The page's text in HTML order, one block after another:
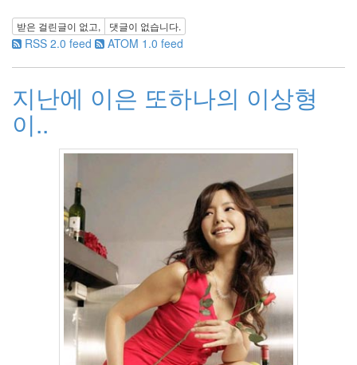
받은 걸린글이 없고, 댓글이 없습니다.
RSS 2.0 feed ATOM 1.0 feed
지난에 이은 또하나의 이상형
이..
하
고
하
는
2
시
네